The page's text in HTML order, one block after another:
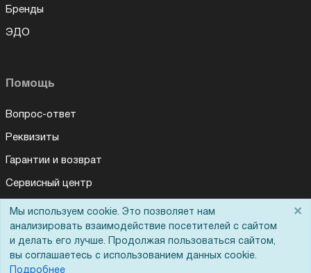
Бренды
ЭДО
Помощь
Вопрос-ответ
Реквизиты
Гарантии и возврат
Сервисный центр
Вакансии
Обратная связь
Для Таможенного союза
Мы используем cookie. Это позволяет нам
анализировать взаимодействие посетителей с сайтом
и делать его лучше. Продолжая пользоваться сайтом,
вы соглашаетесь с использованием данных cookie.
Подробнее
×